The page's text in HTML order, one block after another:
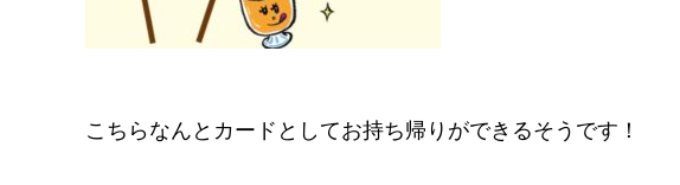
こちらなんとカードとしてお持ち帰りができるそうです！